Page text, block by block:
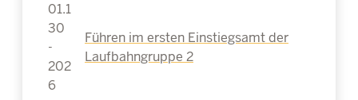
01.1
30
-
202
6
Führen im ersten Einstiegsamt der
Laufbahngruppe 2